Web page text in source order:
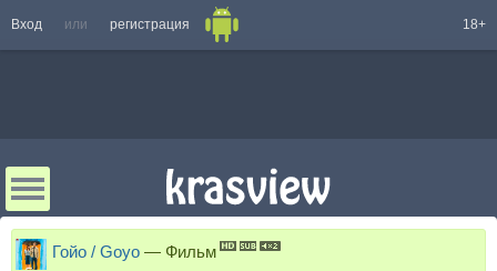
Вход или регистрация 18+
Гойо / Goyo — Фильм